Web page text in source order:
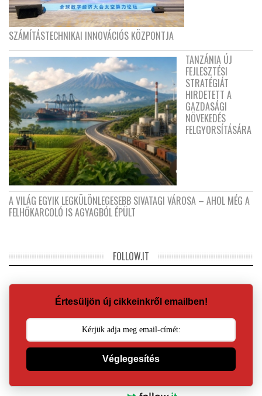
SZÁMÍTÁSTECHNIKAI INNOVÁCIÓS KÖZPONTJA
TANZÁNIA ÚJ
FEJLESZTÉSI
STRATÉGIÁT
HIRDETETT A
GAZDASÁGI
NÖVEKEDÉS
FELGYORSÍTÁSÁRA
A VILÁG EGYIK LEGKÜLÖNLEGESEBB SIVATAGI VÁROSA – AHOL MÉG A
FELHŐKARCOLÓ IS AGYAGBÓL ÉPÜLT
FOLLOW.IT
Értesüljön új cikkeinkről emailben!
Véglegesítés